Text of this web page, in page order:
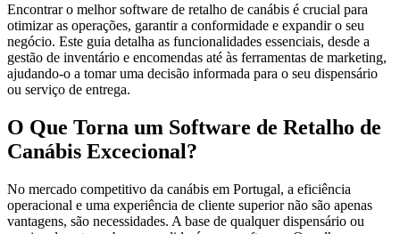
Encontrar o melhor software de retalho de canábis é crucial para
otimizar as operações, garantir a conformidade e expandir o seu
negócio. Este guia detalha as funcionalidades essenciais, desde a
gestão de inventário e encomendas até às ferramentas de marketing,
ajudando-o a tomar uma decisão informada para o seu dispensário
ou serviço de entrega.
O Que Torna um Software de Retalho de
Canábis Excecional?
No mercado competitivo da canábis em Portugal, a eficiência
operacional e uma experiência de cliente superior não são apenas
vantagens, são necessidades. A base de qualquer dispensário ou